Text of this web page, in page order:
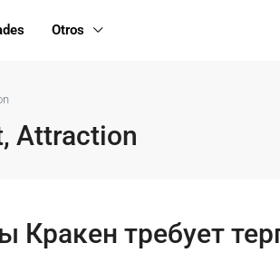
Otros
Attraction
Кракен требует